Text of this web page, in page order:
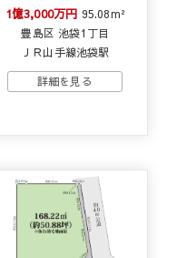
1億3,000万円 95.08m²
豊島区 池袋1丁目
ＪＲ山手線池袋駅